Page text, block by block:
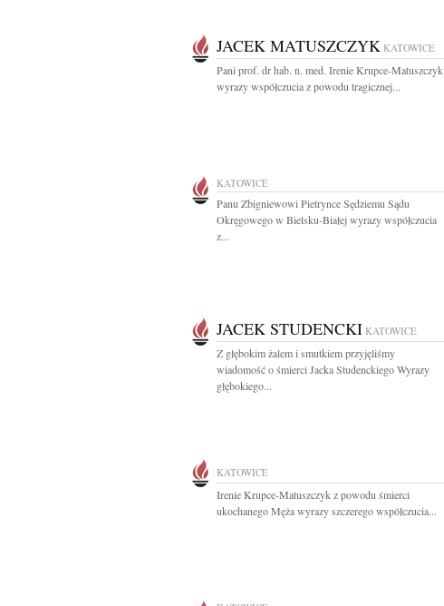
JACEK MATUSZCZYK KATOWICE
Pani prof. dr hab. n. med. Irenie Krupce-Matuszczyk
wyrazy współczucia z powodu tragicznej...
KATOWICE
Panu Zbigniewowi Pietrynce Sędziemu Sądu
Okręgowego w Bielsku-Białej wyrazy współczucia
z...
JACEK STUDENCKI KATOWICE
Z głębokim żalem i smutkiem przyjęliśmy
wiadomość o śmierci Jacka Studenckiego Wyrazy
głębokiego...
KATOWICE
Irenie Krupce-Matuszczyk z powodu śmierci
ukochanego Męża wyrazy szczerego współczucia...